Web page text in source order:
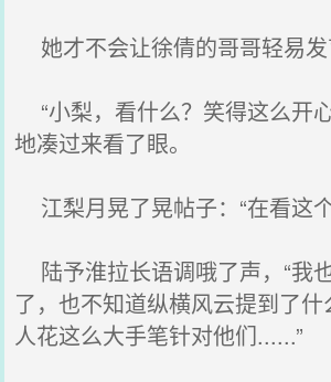
她才不会让徐倩的哥哥轻易发
“小梨，看什么？笑得这么开
地凑过来看了眼。
江梨月晃了晃帖子：“在看这
陆予淮拉长语调哦了声，“我
了，也不知道纵横风云提到了
人花这么大手笔针对他们......”